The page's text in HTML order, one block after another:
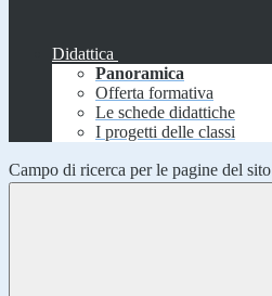
Didattica
Panoramica
Offerta formativa
Le schede didattiche
I progetti delle classi
Campo di ricerca per le pagine del sito